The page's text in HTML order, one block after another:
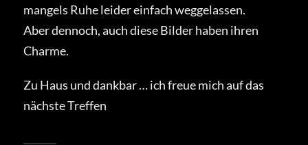
mangels Ruhe leider einfach weggelassen.
Aber dennoch, auch diese Bilder haben ihren
Charme.
Zu Haus und dankbar … ich freue mich auf das
nächste Treffen